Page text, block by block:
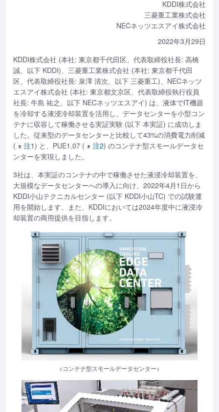
KDDI株式会社
三菱重工業株式会社
NECネッツエスアイ株式会社
2022年3月29日
KDDI株式会社 (本社: 東京都千代田区、代表取締役社長: 高橋
誠、以下 KDDI)、三菱重工業株式会社 (本社: 東京都千代田
区、代表取締役社長: 泉澤 清次、以下 三菱重工)、NECネッツ
エスアイ株式会社 (本社: 東京都文京区、代表取締役執行役員
社長: 牛島 祐之、以下 NECネッツエスアイ) は、液体でIT機器
を冷却する液浸冷却装置を活用し、データセンターを小型コン
テナに収容して稼働させる実証実験 (以下 本実証) に成功しま
した。従来型のデータセンターと比較して43%の消費電力削減
(
注1) と、PUE1.07 ( 注2) のコンテナ型スモールデータセ
ンターを実現しました。
3社は、本実証のコンテナの中で稼働させた液浸冷却装置を、
大規模なデータセンターへの導入に向け、2022年4月1日から
KDDI小山テクニカルセンター (以下 KDDI小山TC) での試験運
用を開始します。また、KDDIにおいては2024年度中に液浸冷
却装置の商用提供を目指します。
<コンテナ型スモールデータセンター>